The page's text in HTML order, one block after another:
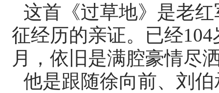
这首《过草地》是老
征经历的亲证。已经
月，依旧是满腔豪情尽
他是跟随徐向前、刘